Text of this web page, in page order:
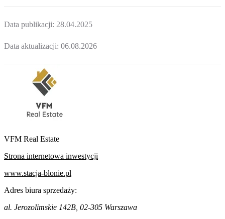
Data publikacji: 28.04.2025
Data aktualizacji: 06.08.2026
VFM Real Estate
Strona internetowa inwestycji
www.stacja-blonie.pl
Adres biura sprzedaży:
al. Jerozolimskie 142B, 02-305 Warszawa